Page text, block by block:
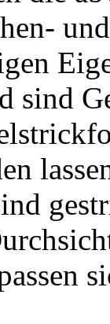
sind